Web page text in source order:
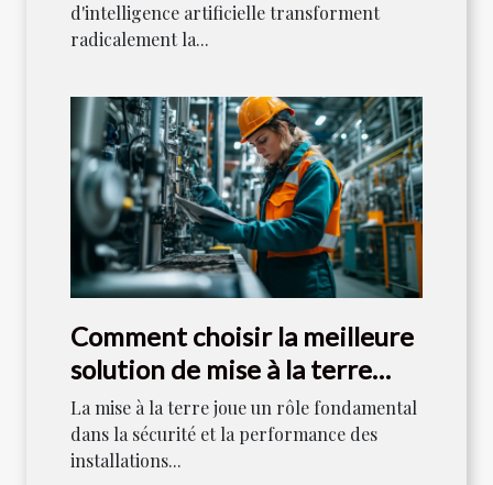
d'intelligence artificielle transforment
radicalement la...
Comment choisir la meilleure
solution de mise à la terre
pour votre industrie ?
La mise à la terre joue un rôle fondamental
dans la sécurité et la performance des
installations...